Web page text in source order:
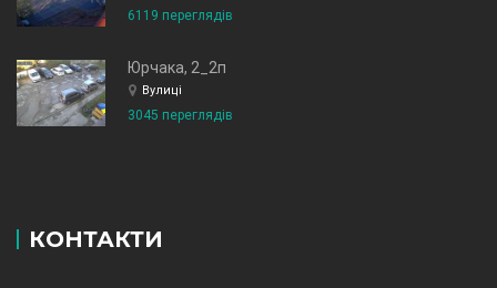
6119 переглядів
Юрчака, 2_2п
Вулиці
3045 переглядів
КОНТАКТИ